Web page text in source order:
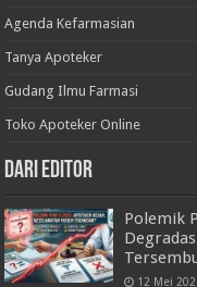
Agenda Kefarmasian
Tanya Apoteker
Gudang Ilmu Farmasi
Toko Apoteker Online
Dari Editor
Polemik
12 Mei